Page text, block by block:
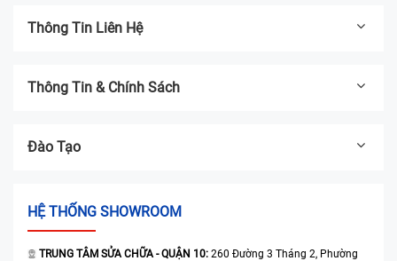
Thông Tin Liên Hệ
Thông Tin & Chính Sách
Đào Tạo
HỆ THỐNG SHOWROOM
TRUNG TÂM SỬA CHỮA - QUẬN 10: 260 Đường 3 Tháng 2, Phường